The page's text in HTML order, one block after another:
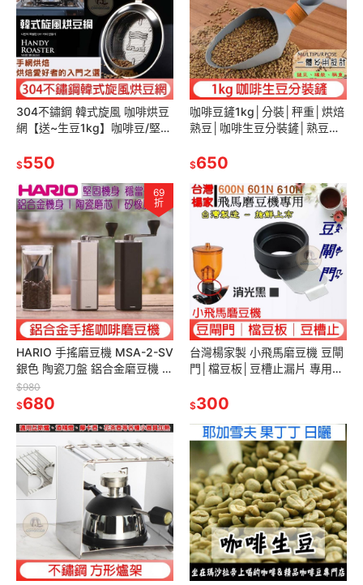
304不鏽鋼 韓式旋風 咖啡烘豆
網【送~生豆1kg】咖啡豆/堅果
焙機 烤網 炒豆網
$550
咖啡豆鏟1kg│分裝│秤重│烘焙
熟豆│咖啡生豆分裝鏟│熟豆鏟
塑料│生豆盤│咖啡生豆鏟│塑
$650
69
折
HARIO 手搖磨豆機 MSA-2-SV
銀色 陶瓷刀盤 鋁合金磨豆機 金
屬身台灣公司貨 正品保證 原廠
貨 磨豆機
$980
$680
台灣楊家製 小飛馬磨豆機 豆閘
門│檔豆板│豆槽止漏片 專用於
晃 Tiamo700S
$300